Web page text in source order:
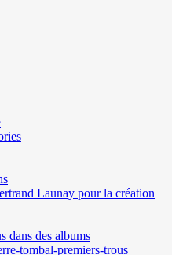
Launay pour la création
dans des albums
tombal-premiers-trous